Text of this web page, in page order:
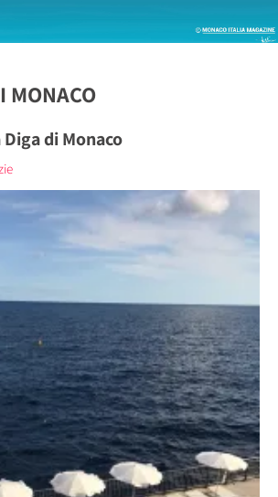
MONACO
di Monaco